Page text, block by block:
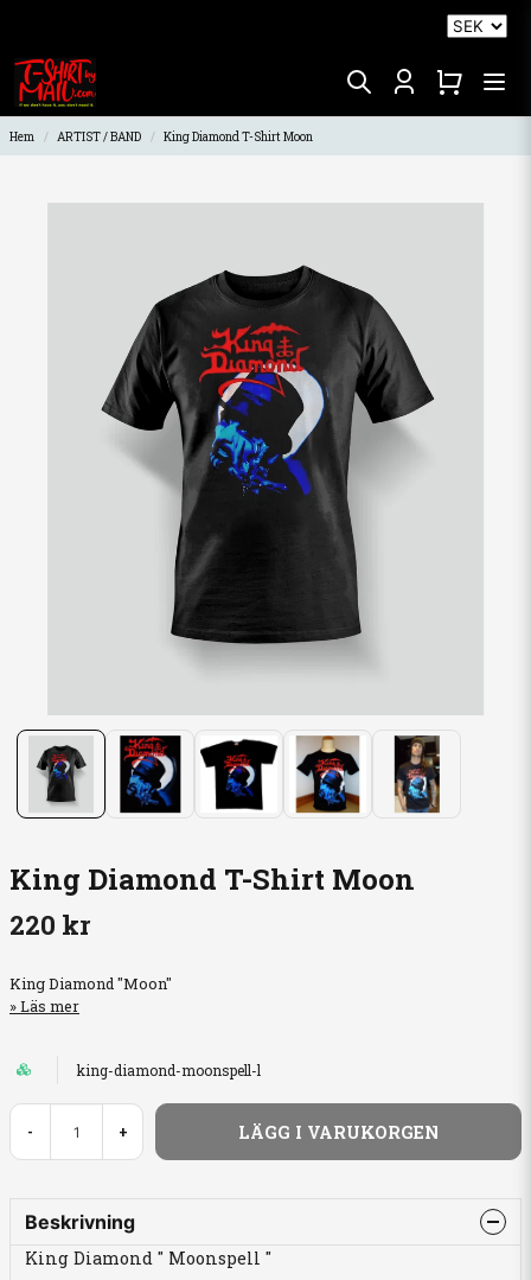
Hem ARTIST / BAND King Diamond T-Shirt Moon
King Diamond T-Shirt Moon
220 kr
King Diamond "Moon"
Läs mer
king-diamond-moonspell-l
- + LÄGG I VARUKORGEN
Beskrivning
King Diamond " Moonspell "